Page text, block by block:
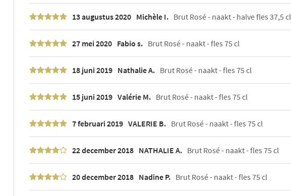
13 augustus 2020 Michèle I. Brut Rosé - naakt - halve fles 37,5 cl
27 mei 2020 Fabio s. Brut Rosé - naakt - fles 75 cl
18 juni 2019 Nathalie A. Brut Rosé - naakt - fles 75 cl
15 juni 2019 Valérie M. Brut Rosé - naakt - fles 75 cl
7 februari 2019 VALERIE B. Brut Rosé - naakt - fles 75 cl
22 december 2018 NATHALIE A. Brut Rosé - naakt - fles 75 cl
20 december 2018 Nadine P. Brut Rosé - naakt - fles 75 cl